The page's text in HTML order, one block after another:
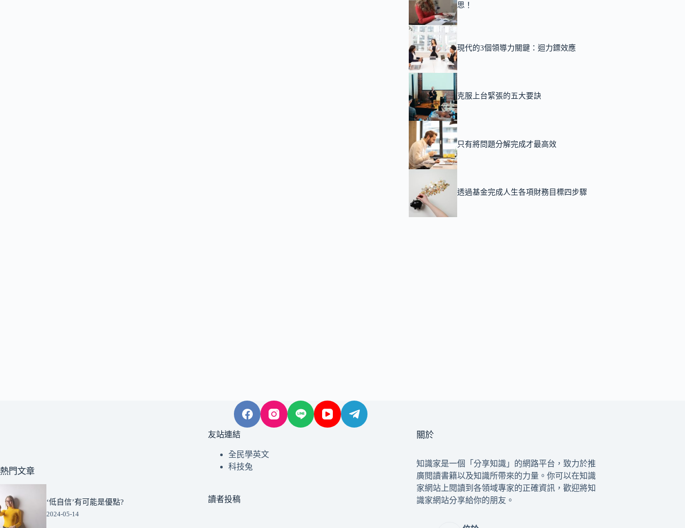
思！
現代的3個領導力關鍵：迴力鏢效應
克服上台緊張的五大要訣
只有將問題分解完成才最高效
透過基金完成人生各項財務目標四步驟
熱門文章
‘低自信’有可能是優點?
2024-05-14
友站連結
全民學英文
科技兔
讀者投稿
關於
知識家是一個「分享知識」的網路平台，致力於推
廣閱讀書籍以及知識所帶來的力量。你可以在知識
家網站上閱讀到各領域專家的正確資訊，歡迎將知
識家網站分享給你的朋友。